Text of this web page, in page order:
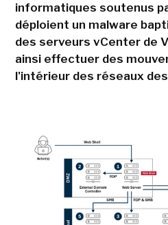
informatiques soutenus
déploient un malware
des serveurs vCenter de
ainsi effectuer des
l'intérieur des réseaux